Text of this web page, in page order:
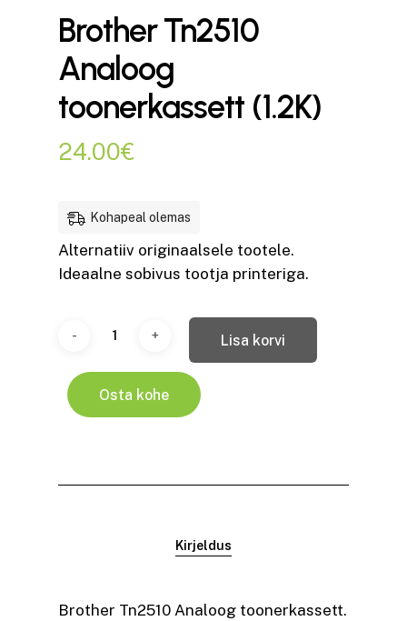
Brother Tn2510
Analoog
toonerkassett (1.2K)
24.00€
Kohapeal olemas
Alternatiiv originaalsele tootele.
Ideaalne sobivus tootja printeriga.
Lisa korvi
Osta kohe
Kirjeldus
Brother Tn2510 Analoog toonerkassett.